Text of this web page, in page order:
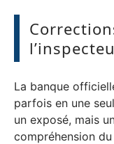
La banque
parfois en une
un exposé, mais
compréhension